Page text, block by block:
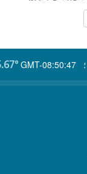
GMT-08:50:47 ؛